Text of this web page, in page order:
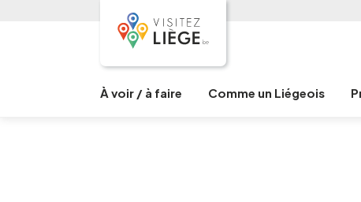
À voir / à faire Comme un Liégeois